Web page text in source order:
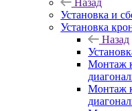
Назад
Установка и
Установка
Назад
Монтаж
Монтаж